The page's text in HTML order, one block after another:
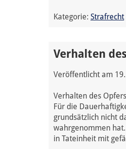
Kategorie: Strafrecht
Verhalten
Veröffentlicht am
Verhalten des
Für die
grundsätzlich nicht
wahrgenommen
in Tateinheit mit